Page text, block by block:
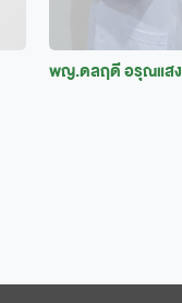
พญ.ดลฤดี อรุณแสง